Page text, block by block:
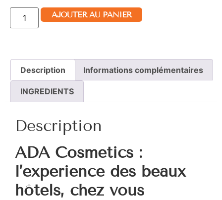
AJOUTER AU PANIER
Description Informations complémentaires
INGREDIENTS
Description
ADA Cosmetics :
l’expérience des beaux
hôtels, chez vous